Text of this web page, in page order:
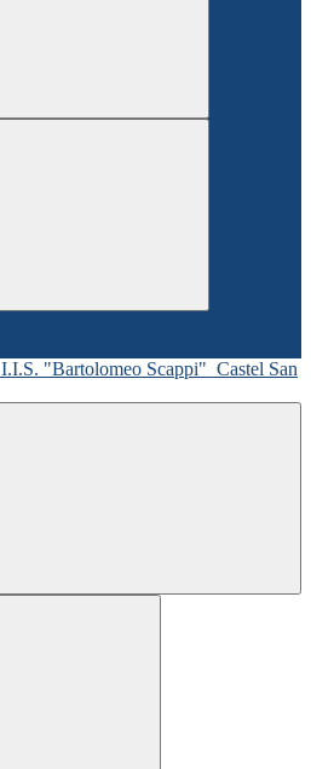
I.I.S. "Bartolomeo Scappi" Castel San